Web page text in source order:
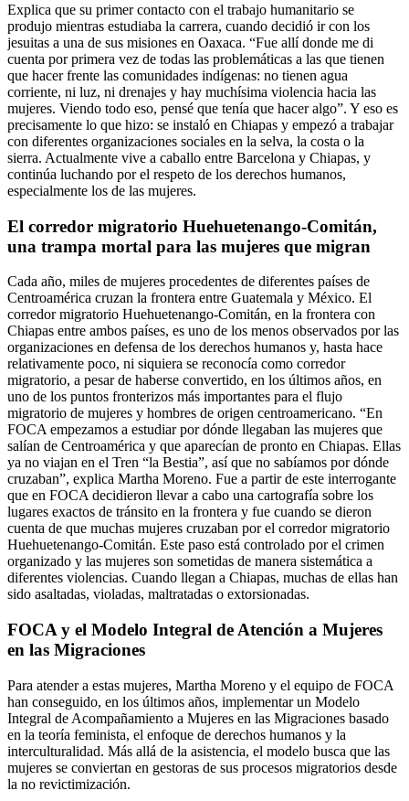
Explica que su primer contacto con el trabajo humanitario se
produjo mientras estudiaba la carrera, cuando decidió ir con los
jesuitas a una de sus misiones en Oaxaca. “Fue allí donde me di
cuenta por primera vez de todas las problemáticas a las que tienen
que hacer frente las comunidades indígenas: no tienen agua
corriente, ni luz, ni drenajes y hay muchísima violencia hacia las
mujeres. Viendo todo eso, pensé que tenía que hacer algo”. Y eso es
precisamente lo que hizo: se instaló en Chiapas y empezó a trabajar
con diferentes organizaciones sociales en la selva, la costa o la
sierra. Actualmente vive a caballo entre Barcelona y Chiapas, y
continúa luchando por el respeto de los derechos humanos,
especialmente los de las mujeres.
El corredor migratorio Huehuetenango-Comitán,
una trampa mortal para las mujeres que migran
Cada año, miles de mujeres procedentes de diferentes países de
Centroamérica cruzan la frontera entre Guatemala y México. El
corredor migratorio Huehuetenango-Comitán, en la frontera con
Chiapas entre ambos países, es uno de los menos observados por las
organizaciones en defensa de los derechos humanos y, hasta hace
relativamente poco, ni siquiera se reconocía como corredor
migratorio, a pesar de haberse convertido, en los últimos años, en
uno de los puntos fronterizos más importantes para el flujo
migratorio de mujeres y hombres de origen centroamericano. “En
FOCA empezamos a estudiar por dónde llegaban las mujeres que
salían de Centroamérica y que aparecían de pronto en Chiapas. Ellas
ya no viajan en el Tren “la Bestia”, así que no sabíamos por dónde
cruzaban”, explica Martha Moreno. Fue a partir de este interrogante
que en FOCA decidieron llevar a cabo una cartografía sobre los
lugares exactos de tránsito en la frontera y fue cuando se dieron
cuenta de que muchas mujeres cruzaban por el corredor migratorio
Huehuetenango-Comitán. Este paso está controlado por el crimen
organizado y las mujeres son sometidas de manera sistemática a
diferentes violencias. Cuando llegan a Chiapas, muchas de ellas han
sido asaltadas, violadas, maltratadas o extorsionadas.
FOCA y el Modelo Integral de Atención a Mujeres
en las Migraciones
Para atender a estas mujeres, Martha Moreno y el equipo de FOCA
han conseguido, en los últimos años, implementar un Modelo
Integral de Acompañamiento a Mujeres en las Migraciones basado
en la teoría feminista, el enfoque de derechos humanos y la
interculturalidad. Más allá de la asistencia, el modelo busca que las
mujeres se conviertan en gestoras de sus procesos migratorios desde
la no revictimización.